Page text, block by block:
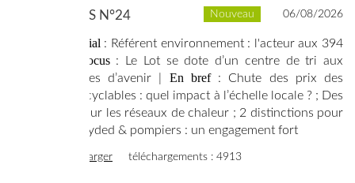
Nouveau 06/08/2026
SYNERGIES N°24
Dossier spécial : Référent environnement : l'acteur aux 394
Focus : Le Lot se dote d’un centre de tri aux
performances d’avenir | En bref: Chute des prix des
matières recyclables : quel impact à l’échelle locale ? ; Des
évolutions sur les réseaux de chaleur ; 2 distinctions pour
le Syded ; Syded & pompiers : un engagement fort
télécharger téléchargements : 4913